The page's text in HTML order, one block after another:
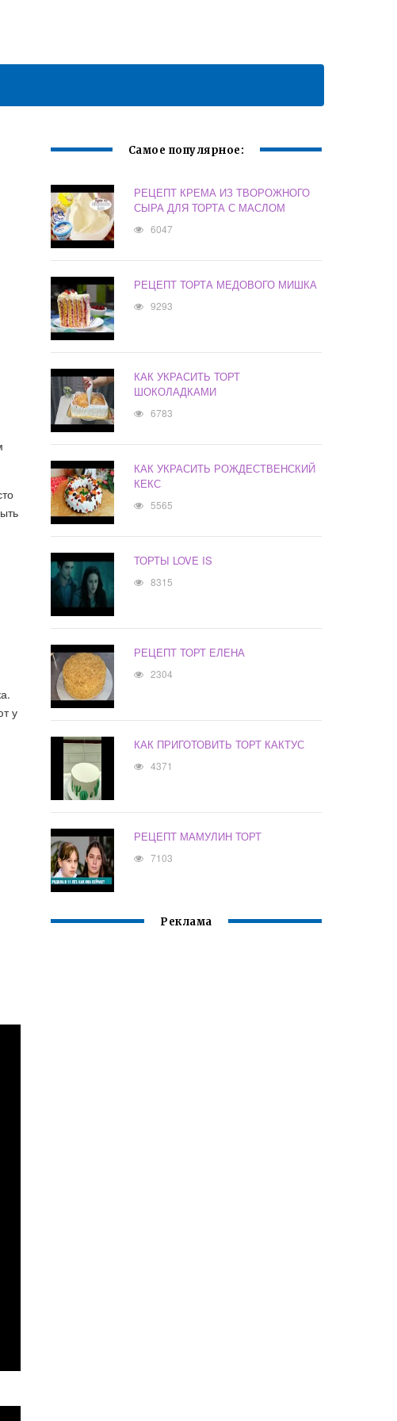
у
Самое популярное:
РЕЦЕПТ КРЕМА ИЗ ТВОРОЖНОГО
СЫРА ДЛЯ ТОРТА С МАСЛОМ
6047
РЕЦЕПТ ТОРТА МЕДОВОГО МИШКА
9293
КАК УКРАСИТЬ ТОРТ
ШОКОЛАДКАМИ
6783
КАК УКРАСИТЬ РОЖДЕСТВЕНСКИЙ
КЕКС
5565
ТОРТЫ LOVE IS
8315
РЕЦЕПТ ТОРТ ЕЛЕНА
2304
КАК ПРИГОТОВИТЬ ТОРТ КАКТУС
4371
РЕЦЕПТ МАМУЛИН ТОРТ
7103
Реклама